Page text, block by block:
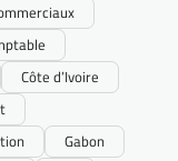
Côte d’Ivoire
Gabon